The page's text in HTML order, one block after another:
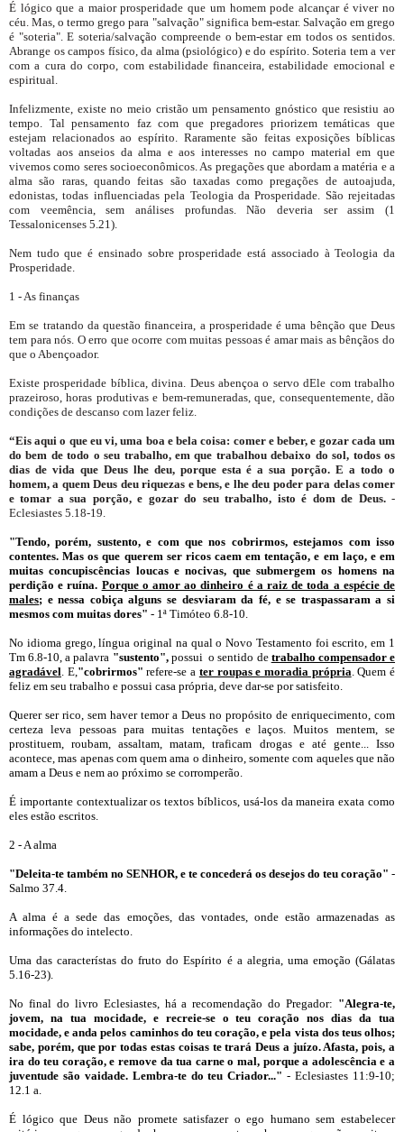
É lógico que a maior prosperidade que um homem pode alcançar é viver no
céu. Mas, o termo grego para "salvação" significa bem-estar. Salvação em grego
é "soteria". E soteria/salvação compreende o bem-estar em todos os sentidos.
Abrange os campos físico, da alma (psiológico) e do espírito. Soteria tem a ver
com a cura do corpo, com estabilidade financeira, estabilidade emocional e
espiritual.
Infelizmente, existe no meio cristão um pensamento gnóstico que resistiu ao
tempo. Tal pensamento faz com que pregadores priorizem temáticas que
estejam relacionados ao espírito. Raramente são feitas exposições bíblicas
voltadas aos anseios da alma e aos interesses no campo material em que
vivemos como seres socioeconômicos. As pregações que abordam a matéria e a
alma são raras, quando feitas são taxadas como pregações de autoajuda,
edonistas, todas influenciadas pela Teologia da Prosperidade. São rejeitadas
com veemência, sem análises profundas. Não deveria ser assim (1
Tessalonicenses 5.21).
Nem tudo que é ensinado sobre prosperidade está associado à Teologia da
Prosperidade.
1 - As finanças
Em se tratando da questão financeira, a prosperidade é uma bênção que Deus
tem para nós. O erro que ocorre com muitas pessoas é amar mais as bênçãos do
que o Abençoador.
Existe prosperidade bíblica, divina. Deus abençoa o servo dEle com trabalho
prazeiroso, horas produtivas e bem-remuneradas, que, consequentemente, dão
condições de descanso com lazer feliz.
“Eis aqui o que eu vi, uma boa e bela coisa: comer e beber, e gozar cada um
do bem de todo o seu trabalho, em que trabalhou debaixo do sol, todos os
dias de vida que Deus lhe deu, porque esta é a sua porção. E a todo o
homem, a quem Deus deu riquezas e bens, e lhe deu poder para delas comer
e tomar a sua porção, e gozar do seu trabalho, isto é dom de Deus.-
Eclesiastes 5.18-19.
"Tendo, porém, sustento, e com que nos cobrirmos, estejamos com isso
contentes. Mas os que querem ser ricos caem em tentação, e em laço, e em
muitas concupiscências loucas e nocivas, que submergem os homens na
perdição e ruína. Porque o amor ao dinheiro é a raiz de toda a espécie de
males; e nessa cobiça alguns se desviaram da fé, e se traspassaram a si
mesmos com muitas dores" - 1ª Timóteo 6.8-10.
No idioma grego, língua original na qual o Novo Testamento foi escrito, em 1
Tm 6.8-10, a palavra "sustento",possui o sentido de trabalho compensador e
agradável. E,"cobrirmos" refere-se a ter roupas e moradia própria. Quem é
feliz em seu trabalho e possui casa própria, deve dar-se por satisfeito.
Querer ser rico, sem haver temor a Deus no propósito de enriquecimento, com
certeza leva pessoas para muitas tentações e laços. Muitos mentem, se
prostituem, roubam, assaltam, matam, traficam drogas e até gente... Isso
acontece, mas apenas com quem ama o dinheiro, somente com aqueles que não
amam a Deus e nem ao próximo se corromperão.
É importante contextualizar os textos bíblicos, usá-los da maneira exata como
eles estão escritos.
2 - A alma
"Deleita-te também no SENHOR, e te concederá os desejos do teu coração" -
Salmo 37.4.
A alma é a sede das emoções, das vontades, onde estão armazenadas as
informações do intelecto.
Uma das característas do fruto do Espírito é a alegria, uma emoção (Gálatas
5.16-23).
No final do livro Eclesiastes, há a recomendação do Pregador: "Alegra-te,
jovem, na tua mocidade, e recreie-se o teu coração nos dias da tua
mocidade, e anda pelos caminhos do teu coração, e pela vista dos teus olhos;
sabe, porém, que por todas estas coisas te trará Deus a juízo. Afasta, pois, a
ira do teu coração, e remove da tua carne o mal, porque a adolescência e a
juventude são vaidade. Lembra-te do teu Criador..." - Eclesiastes 11:9-10;
12.1 a.
É lógico que Deus não promete satisfazer o ego humano sem estabelecer